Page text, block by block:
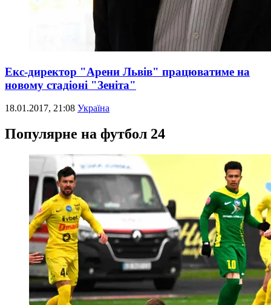
Екс-директор "Арени Львів" працюватиме на
новому стадіоні "Зеніта"
18.01.2017, 21:08 Україна
Популярне на футбол 24